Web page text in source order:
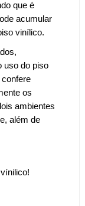
que é
acumular
vinílico.
uso do piso
os
ambientes
além de